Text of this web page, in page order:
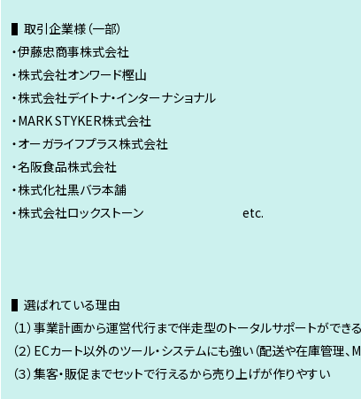
▌取引企業様（一部）
・伊藤忠商事株式会社
・株式会社オンワード樫山
・株式会社デイトナ・インターナショナル
・MARK STYKER株式会社
・オーガライフプラス株式会社
・名阪食品株式会社
・株式化社黒バラ本舗
・株式会社ロックストーン etc.
▌選ばれている理由
（１）事業計画から運営代行まで伴走型のトータルサポートができる
（２）ECカート以外のツール・システムにも強い（配送や在庫管理、
（３）集客・販促までセットで行えるから売り上げが作りやすい